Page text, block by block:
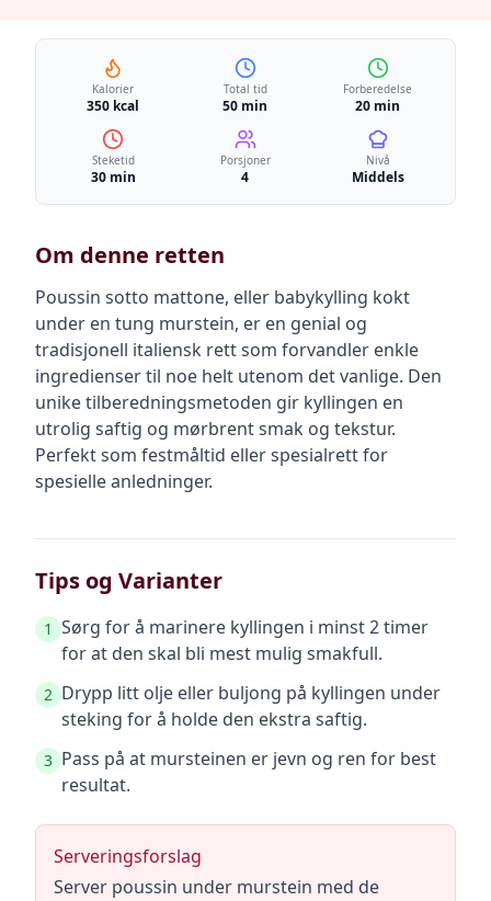
Kalorier
350 kcal
Total tid
50 min
Forberedelse
20 min
Steketid
30 min
Porsjoner
4
Nivå
Middels
Om denne retten
Poussin sotto mattone, eller babykylling kokt
under en tung murstein, er en genial og
tradisjonell italiensk rett som forvandler enkle
ingredienser til noe helt utenom det vanlige. Den
unike tilberedningsmetoden gir kyllingen en
utrolig saftig og mørbrent smak og tekstur.
Perfekt som festmåltid eller spesialrett for
spesielle anledninger.
Tips og Varianter
1 Sørg for å marinere kyllingen i minst 2 timer
for at den skal bli mest mulig smakfull.
2 Drypp litt olje eller buljong på kyllingen under
steking for å holde den ekstra saftig.
3 Pass på at mursteinen er jevn og ren for best
resultat.
Serveringsforslag
Server poussin under murstein med de